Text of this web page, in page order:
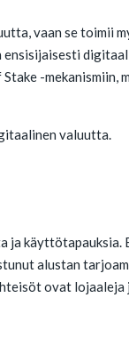
vaan se toimii
-
valuutta.
ja
alustan
ovat